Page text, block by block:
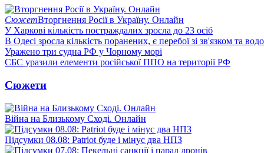
СюжетВторгнення Росії в Україну. Онлайн
У Харкові кількість постраждалих зросла до 23 осіб
В Одесі зросла кількість поранених, є перебої зі зв'язком та
Уражено три судна РФ у Чорному морі
СБС уразили елементи російської ППО на території РФ
Сюжети
Війна на Близькому Сході. Онлайн
Підсумки 08.08: Patriot буде і мінус два НПЗ